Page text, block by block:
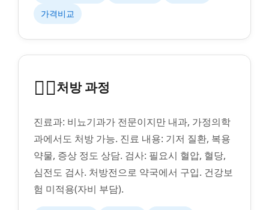
가격비교
👨‍⚕️처방 과정
진료과: 비뇨기과가 전문이지만 내과, 가정의학
과에서도 처방 가능. 진료 내용: 기저 질환, 복용
약물, 증상 정도 상담. 검사: 필요시 혈압, 혈당,
심전도 검사. 처방전으로 약국에서 구입. 건강보
험 미적용(자비 부담).